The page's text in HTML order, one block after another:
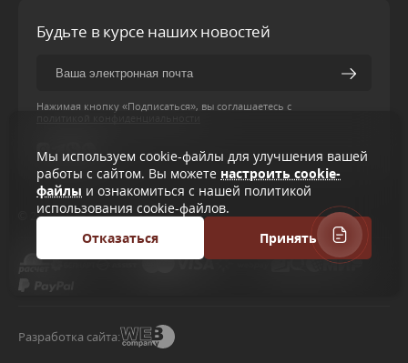
Будьте в курсе наших новостей
Нажимая кнопку «Подписаться», вы соглашаетесь с
© 2026 Все права защищены
Разработка сайта:
Мы используем cookie-файлы для улучшения вашей
работы с сайтом. Вы можете настроить cookie-
файлы и ознакомиться с нашей политикой
использования cookie-файлов.
Отказаться
Принять